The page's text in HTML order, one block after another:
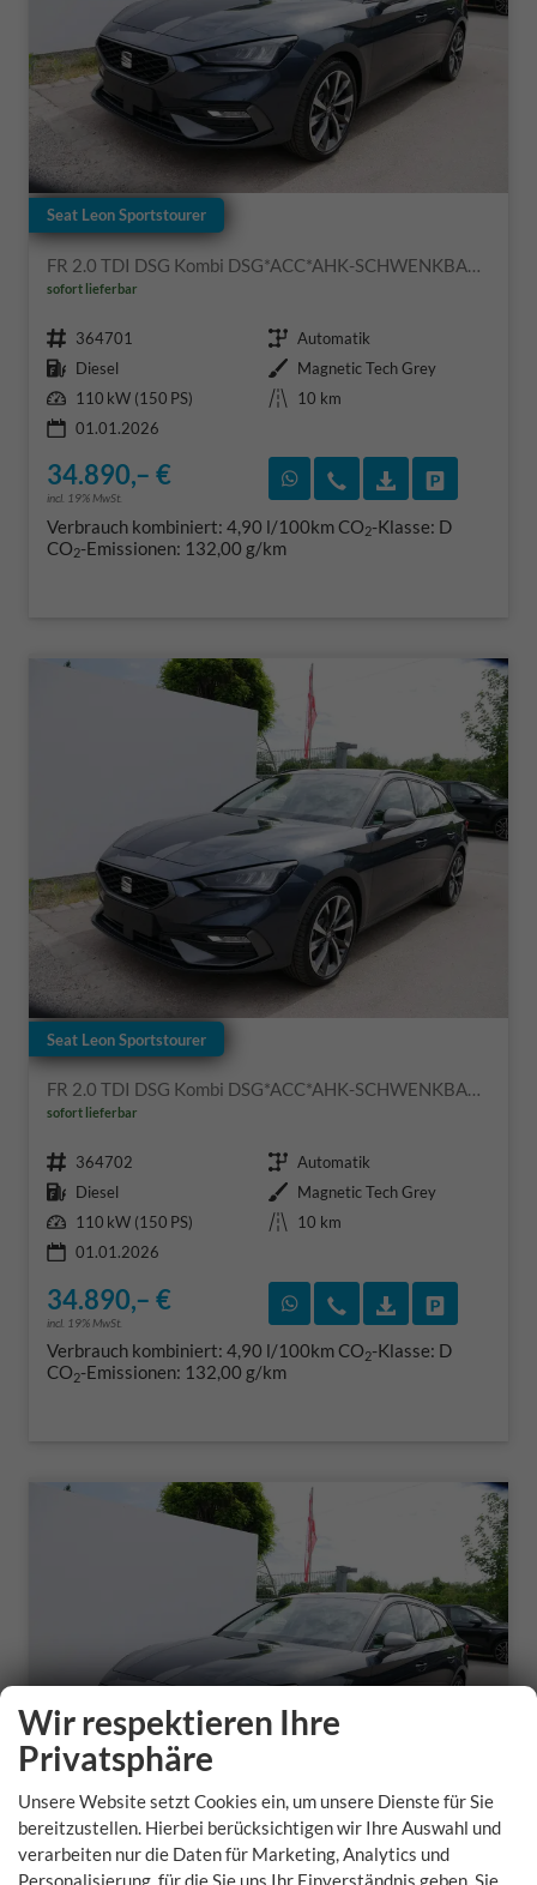
Seat Leon Sportstourer
FR 2.0 TDI DSG Kombi DSG*ACC*AHK-SCHWENKBAR*NAVI*RFK*FULL LINK*TRAVEL ASSIST*
sofort lieferbar
Fahrzeugnr. 364701 Getriebe Automatik
Kraftstoff Diesel Außenfarbe Magnetic Tech Grey
Leistung 110 kW (150 PS) Kilometerstand
10 km
01.01.2026
34.890,– €
incl. 19% MwSt.
Rückruf vereinbaren
Wir rufen Sie an
Verbrauch kombiniert: 4,90 l/100kmCO2-Klasse: D
CO2-Emissionen: 132,00 g/km
Seat Leon Sportstourer
FR 2.0 TDI DSG Kombi DSG*ACC*AHK-SCHWENKBAR*NAVI*RFK*FULL LINK*TRAVEL ASSIST*
sofort lieferbar
Fahrzeugnr. 364702 Getriebe Automatik
Kraftstoff Diesel Außenfarbe Magnetic Tech Grey
Leistung 110 kW (150 PS) Kilometerstand
10 km
01.01.2026
34.890,– €
incl. 19% MwSt.
Rückruf vereinbaren
Wir rufen Sie an
Verbrauch kombiniert: 4,90 l/100kmCO2-Klasse: D
CO2-Emissionen: 132,00 g/km
Seat Leon Sportstourer
Wir respektieren Ihre
Privatsphäre
Unsere Website setzt Cookies ein, um unsere Dienste für Sie
bereitzustellen. Hierbei berücksichtigen wir Ihre Auswahl und
verarbeiten nur die Daten für Marketing, Analytics und
Personalisierung, für die Sie uns Ihr Einverständnis geben. Sie